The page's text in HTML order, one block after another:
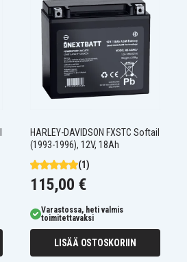
HARLEY-DAVIDSON FXSTC Softail
(1993-1996), 12V, 18Ah
(1)
115,00 €
Varastossa, heti valmis
toimitettavaksi
LISÄÄ OSTOSKORIIN